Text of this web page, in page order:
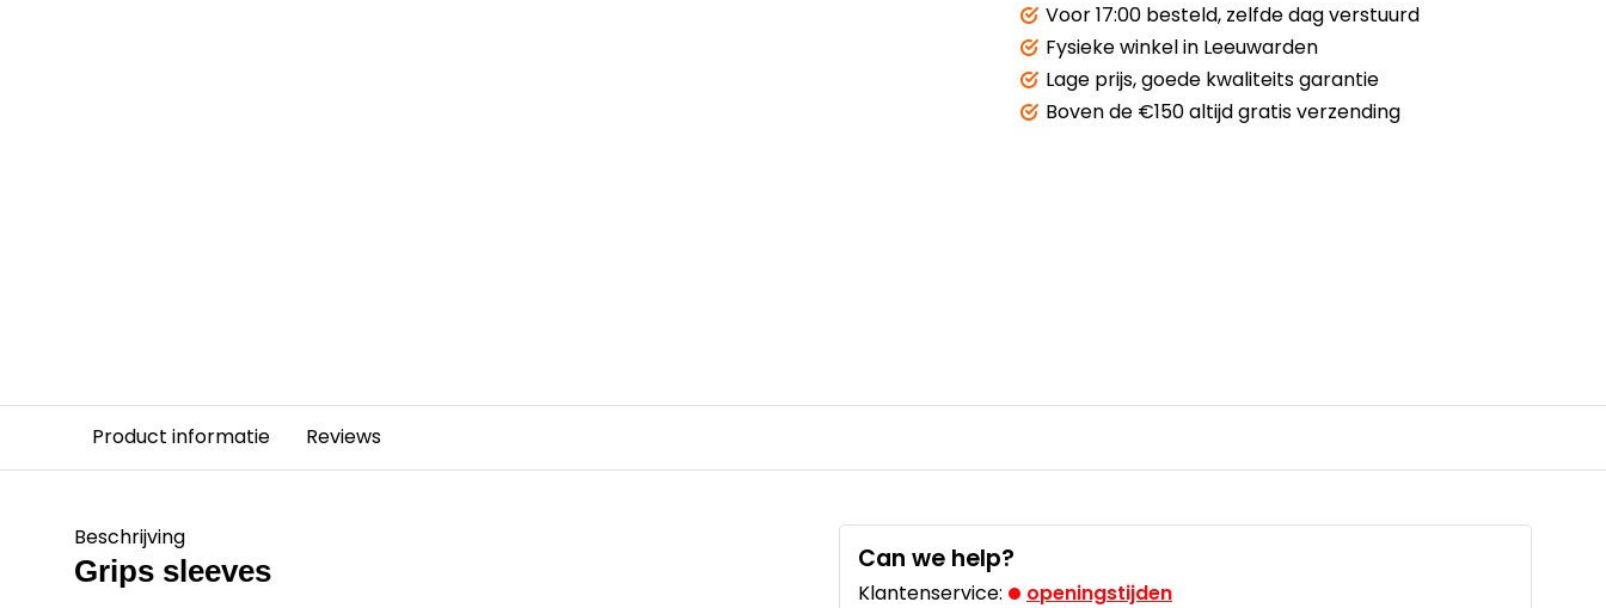
Voor 17:00 besteld, zelfde dag verstuurd
Fysieke winkelin Leeuwarden
Lage prijs,goede kwaliteits garantie
Boven de €150altijd gratis verzending
Product informatie Reviews
Beschrijving
Grips sleeves Can we help?
Klantenservice: openingstijden